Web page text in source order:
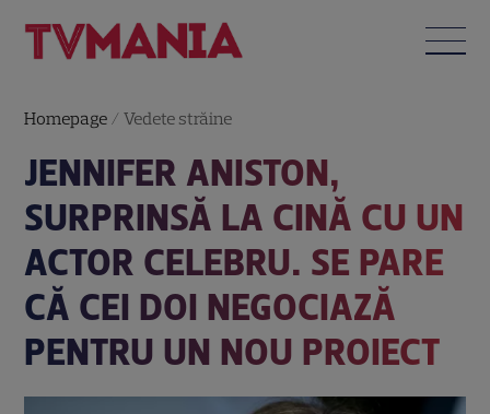
Homepage /Vedete străine
JENNIFER ANISTON,
SURPRINSĂ LA CINĂ CU UN
ACTOR CELEBRU. SE PARE
CĂ CEI DOI NEGOCIAZĂ
PENTRU UN NOU PROIECT